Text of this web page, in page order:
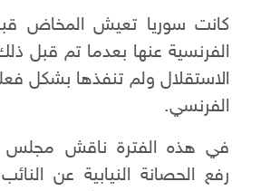
كانت سوريا تعيش المخاض
الفرنسية عنها بعدما تم قبل
الاستقلال ولم تنفذها بشكل
الفرنسي.
في هذه الفترة ناقش مجلس
رفع الحصانة النيابية عن